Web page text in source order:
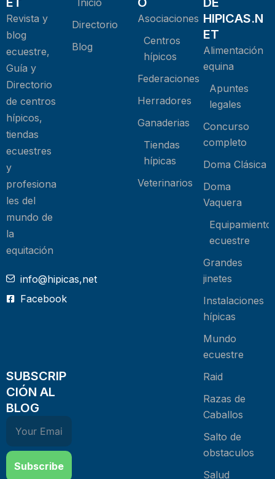
Revista y
blog
ecuestre,
Guía y
Directorio
de centros
hípicos,
tiendas
ecuestres
y
profesiona
les del
mundo de
la
equitación
info@hipicas,net
Facebook
SUBSCRIP
CIÓN AL
BLOG
Subscribe
Inicio
Directorio
Blog
Asociaciones
Centros
hípicos
Federaciones
Herradores
Ganaderias
Tiendas
hípicas
Veterinarios
HIPICAS.N
ET
Alimentación
equina
Apuntes
legales
Concurso
completo
Doma Clásica
Doma
Vaquera
Equipamiento
ecuestre
Grandes
jinetes
Instalaciones
hípicas
Mundo
ecuestre
Raid
Razas de
Caballos
Salto de
obstaculos
Salud